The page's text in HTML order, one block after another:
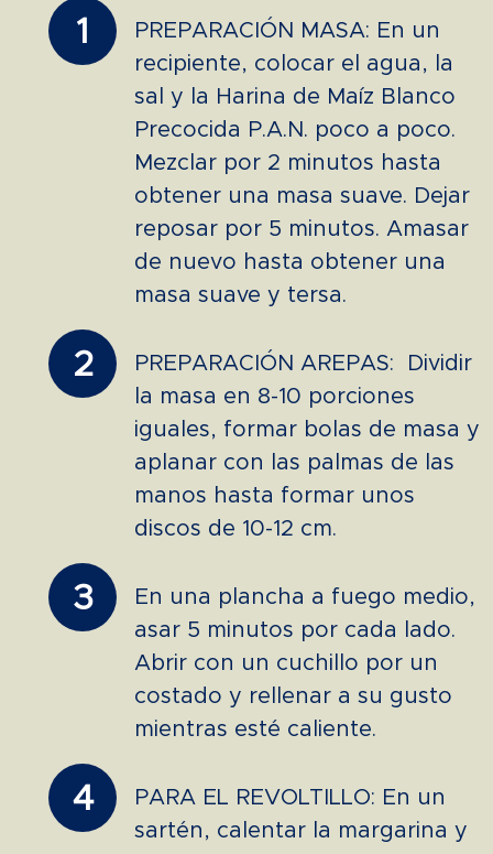
1
PREPARACIÓN MASA: En un
recipiente, colocar el agua, la
sal y la Harina de Maíz Blanco
Precocida P.A.N. poco a poco.
Mezclar por 2 minutos hasta
obtener una masa suave. Dejar
reposar por 5 minutos. Amasar
de nuevo hasta obtener una
masa suave y tersa.
2
PREPARACIÓN AREPAS: Dividir
la masa en 8-10 porciones
iguales, formar bolas de masa y
aplanar con las palmas de las
manos hasta formar unos
discos de 10-12 cm.
3
En una plancha a fuego medio,
asar 5 minutos por cada lado.
Abrir con un cuchillo por un
costado y rellenar a su gusto
mientras esté caliente.
4
PARA EL REVOLTILLO: En un
sartén, calentar la margarina y